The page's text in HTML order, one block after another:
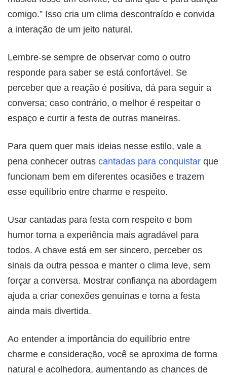
comigo.” Isso cria um clima descontraído e convida
a interação de um jeito natural.
Lembre-se sempre de observar como o outro
responde para saber se está confortável. Se
perceber que a reação é positiva, dá para seguir a
conversa; caso contrário, o melhor é respeitar o
espaço e curtir a festa de outras maneiras.
Para quem quer mais ideias nesse estilo, vale a
pena conhecer outras cantadas para conquistar que
funcionam bem em diferentes ocasiões e trazem
esse equilíbrio entre charme e respeito.
Usar cantadas para festa com respeito e bom
humor torna a experiência mais agradável para
todos. A chave está em ser sincero, perceber os
sinais da outra pessoa e manter o clima leve, sem
forçar a conversa. Mostrar confiança na abordagem
ajuda a criar conexões genuínas e torna a festa
ainda mais divertida.
Ao entender a importância do equilíbrio entre
charme e consideração, você se aproxima de forma
natural e acolhedora, aumentando as chances de